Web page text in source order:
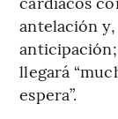
antelación
llegará
espera”.